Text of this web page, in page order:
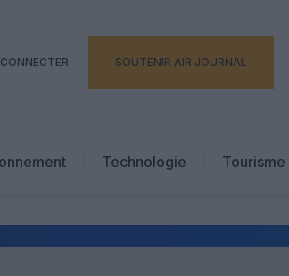
SOUTENIR AIR JOURNAL
Technologie
Tourisme
Hôtellerie